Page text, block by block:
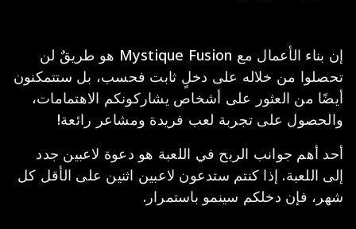
إن بناء الأعمال مع Mystique Fusion هو طريقٌ لن
تحصلوا من خلاله على دخلٍ ثابت فحسب، بل ستتمكنون
أيضًا من العثور على أشخاص يشاركونكم الاهتمامات،
والحصول على تجربة لعب فريدة ومشاعر رائعة!
أحد أهم جوانب الربح في اللعبة هو دعوة لاعبين جدد
إلى اللعبة. إذا كنتم ستدعون لاعبين اثنين على الأقل كل
شهر، فإن دخلكم سينمو باستمرار.